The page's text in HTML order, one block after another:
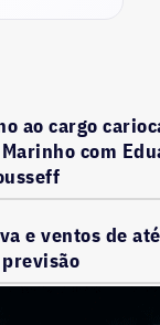
ao cargo
com
e ventos de